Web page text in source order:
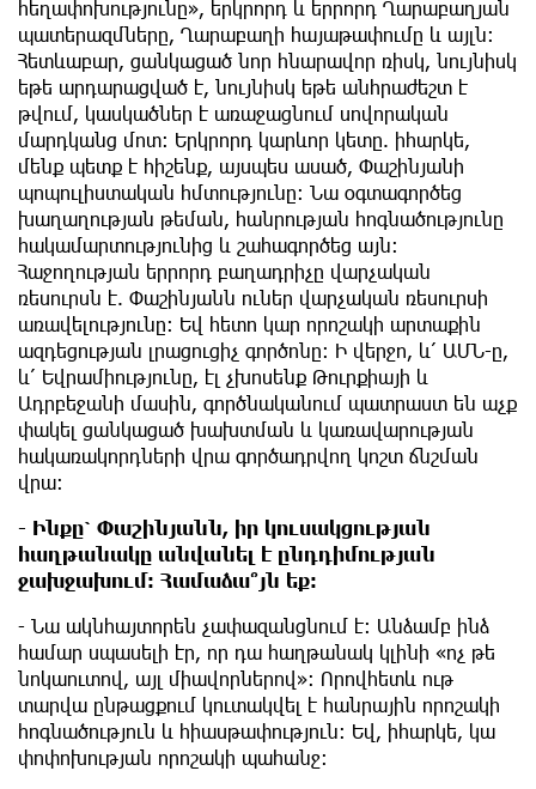
հեղափոխությունը», երկրորդ և երրորդ Ղարաբաղյան
պատերազմները, Ղարաբաղի հայաթափումը և այլն:
Հետևաբար, ցանկացած նոր հնարավոր ռիսկ, նույնիսկ
եթե արդարացված է, նույնիսկ եթե անհրաժեշտ է
թվում, կասկածներ է առաջացնում սովորական
մարդկանց մոտ։ Երկրորդ կարևոր կետը. իհարկե,
մենք պետք է հիշենք, այսպես ասած, Փաշինյանի
պոպուլիստական հմտությունը։ Նա օգտագործեց
խաղաղության թեման, հանրության հոգնածությունը
հակամարտությունից և շահագործեց այն։
Հաջողության երրորդ բաղադրիչը վարչական
ռեսուրսն է. Փաշինյանն ուներ վարչական ռեսուրսի
առավելությունը։ Եվ հետո կար որոշակի արտաքին
ազդեցության լրացուցիչ գործոնը։ Ի վերջո, և՛ ԱՄՆ-ը,
և՛ Եվրամիությունը, էլ չխոսենք Թուրքիայի և
Ադրբեջանի մասին, գործնականում պատրաստ են աչք
փակել ցանկացած խախտման և կառավարության
հակառակորդների վրա գործադրվող կոշտ ճնշման
վրա։
- Ինքը՝ Փաշինյանն, իր կուսակցության
հաղթանակը անվանել է ընդդիմության
ջախջախում։ Համաձա՞յն եք։
- Նա ակնհայտորեն չափազանցնում է։ Անձամբ ինձ
համար սպասելի էր, որ դա հաղթանակ կլինի «ոչ թե
նոկաուտով, այլ միավորներով»։ Որովհետև ութ
տարվա ընթացքում կուտակվել է հանրային որոշակի
հոգնածություն և հիասթափություն։ Եվ, իհարկե, կա
փոփոխության որոշակի պահանջ։